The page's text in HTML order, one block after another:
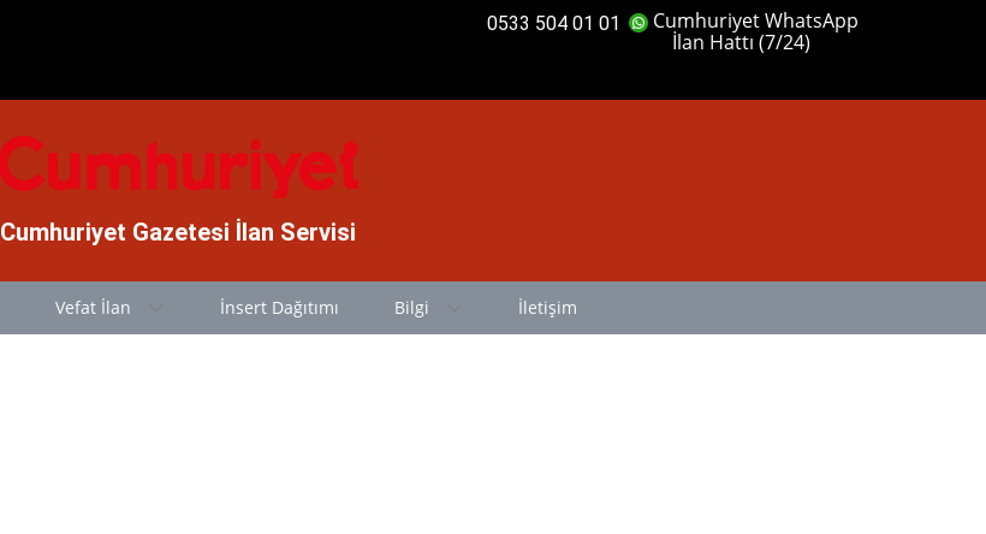
Cumhuriyet WhatsApp
İlan Hattı (7/24)
0533 504 01 01
Cumhuriyet Gazetesi İlan Servisi
Vefat İlan İnsert Dağıtımı Bilgi İletişim